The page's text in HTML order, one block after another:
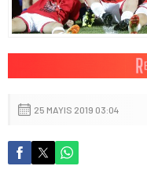
25 MAYIS 2019 03:04